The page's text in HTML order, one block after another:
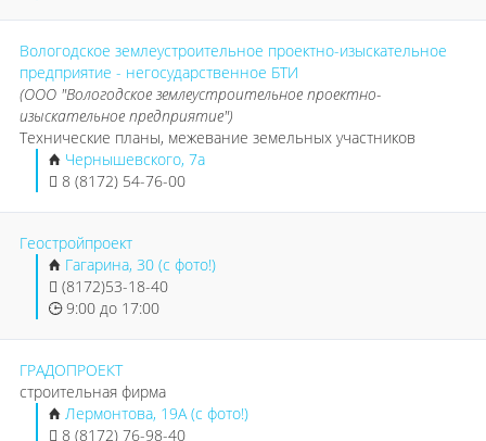
Вологодское землеустроительное проектно-изыскательное
предприятие - негосударственное БТИ
(ООО "Вологодское землеустроительное проектно-
изыскательное предприятие")
Технические планы, межевание земельных участников
Чернышевского, 7а
8 (8172) 54-76-00
Геостройпроект
Гагарина, 30 (с фото!)
(8172)53-18-40
9:00 до 17:00
ГРАДОПРОЕКТ
строительная фирма
Лермонтова, 19А (с фото!)
8 (8172) 76-98-40